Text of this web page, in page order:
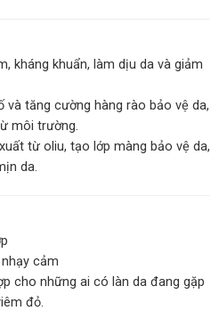
kháng khuẩn, làm dịu da và giảm
và tăng cường hàng rào bảo vệ da,
môi trường.
từ oliu, tạo lớp màng bảo vệ da,
da.
cảm
cho những ai có làn da đang gặp
đỏ.